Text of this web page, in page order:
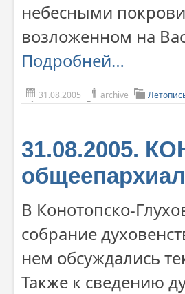
небесными
возложенном на
Подробней…
31.08.2005 archive
31.08.2005.
В Конотопско-
собрание
нем обсуждались
Также к сведению